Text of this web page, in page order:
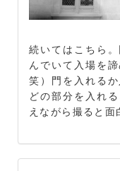
続いてはこちら
んでいて入場を
笑）門を入れる
どの部分を入れ
えながら撮ると面